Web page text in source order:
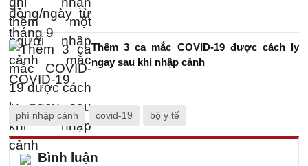
Thêm 3 ca mắc COVID-19 được cách ly
ngay sau khi nhập cảnh
phí nhập cảnh covid-19 bộ y tế
Bình luận